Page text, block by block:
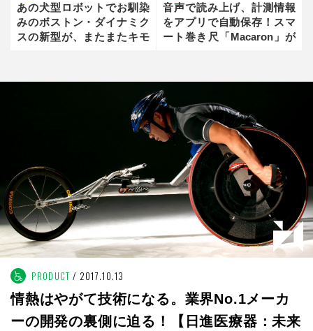
あの犬型ロボットでお馴染
みのボストン・ダイナミク
スの新型が、またまたキモ
音声で読み上げ、計測情報
をアプリで自動保存！スマ
ート巻き尺「Macaron」が
PRODUCT 2017.10.13
情熱はやがて技術になる。業界No.1メーカ
ーの開発の裏側に迫る！【日進医療器：未来